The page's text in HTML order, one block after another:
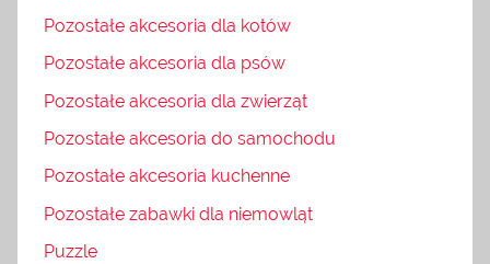
Pozostałe akcesoria dla kotów
Pozostałe akcesoria dla psów
Pozostałe akcesoria dla zwierząt
Pozostałe akcesoria do samochodu
Pozostałe akcesoria kuchenne
Pozostałe zabawki dla niemowląt
Puzzle